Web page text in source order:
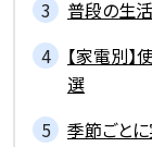
普段の生
【家電別
選
季節ごと